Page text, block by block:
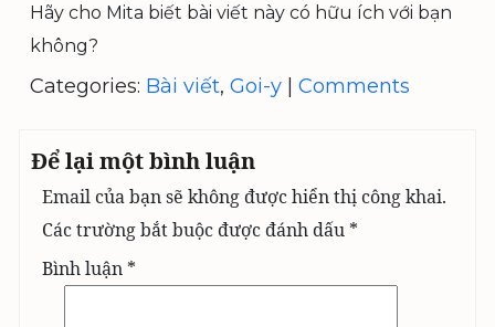
Hãy cho Mita biết bài viết này có hữu ích với bạn
không?
Categories: Bài viết, Goi-y Comments
Để lại một bình luận
Email của bạn sẽ không được hiển thị công khai.
Các trường bắt buộc được đánh dấu *
Bình luận *